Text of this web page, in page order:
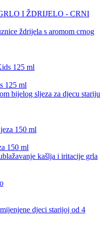
I ŽDRIJELO - CRNI
ždrijela s aromom crnog
125 ml
bijelog sljeza za djecu stariju
150 ml
kašlja i iritacije grla
djeci starijoj od 4